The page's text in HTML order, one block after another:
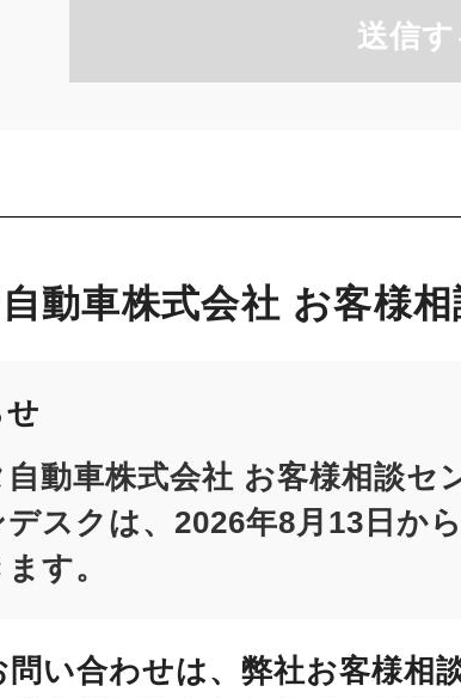
送信す
自動車株式会社 お客様
自動車株式会社 お客様相談
デスクは、2026年8月13日か
す。
問い合わせは、弊社お客様相